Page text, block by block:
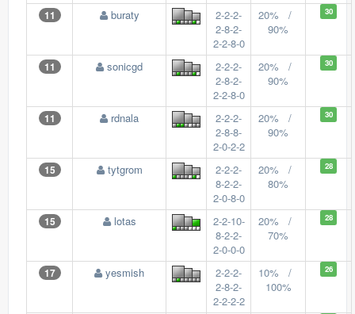
11 buraty
2-2-2-
2-8-2-
2-2-8-0
20% /
90%
30
11 sonicgd
2-2-2-
2-8-2-
2-2-8-0
20% /
90%
30
11 rdnala
2-2-2-
2-8-8-
2-0-2-2
20% /
90%
30
15 tytgrom
2-2-2-
8-2-2-
2-0-8-0
20% /
80%
28
15 lotas
2-2-10-
8-2-2-
2-0-0-0
20% /
70%
28
17 yesmish
2-2-2-
2-8-2-
2-2-2-2
10% /
100%
26